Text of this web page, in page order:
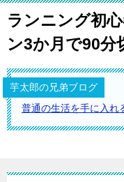
ランニング初
ン3か月で90分
芋太郎の兄弟ブログ
普通の生活を手に入れ